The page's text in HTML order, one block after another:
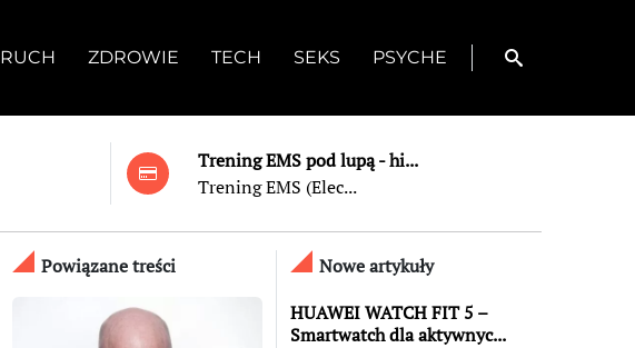
RUCH ZDROWIE TECH SEKS PSYCHE
Trening EMS pod lupą - hi...
Trening EMS (Elec...
Powiązane treści
Nowe artykuły
HUAWEI WATCH FIT 5 –
Smartwatch dla aktywnyc...